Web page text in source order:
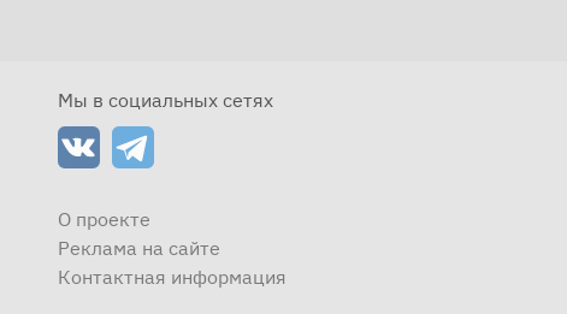
Мы в социальных сетях
О проекте
Реклама на сайте
Контактная информация